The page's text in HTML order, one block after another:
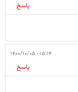
پاسخ
۱۵:۱۴ - ۱۴۰۰/۱۰/۰۵
پاسخ